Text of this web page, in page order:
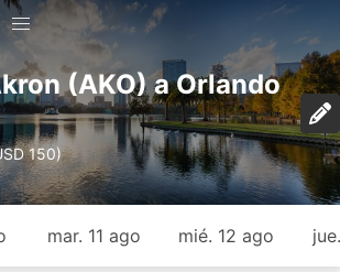
(AKO) a Orlando
150)
mar. 11 ago mié. 12 ago